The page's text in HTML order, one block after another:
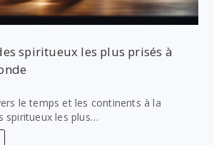
spiritueux les plus prisés à
le temps et les continents à la
spiritueux les plus…